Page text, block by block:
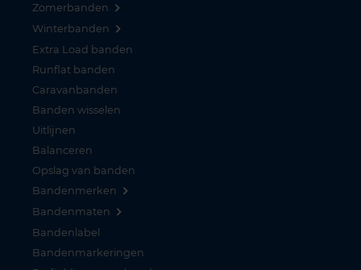
Zomerbanden
Winterbanden
Extra Load banden
Runflat banden
Caravanbanden
Banden wisselen
Uitlijnen
Balanceren
Opslag van banden
Bandenmerken
Bandenmaten
Bandenlabel
Bandenmarkeringen